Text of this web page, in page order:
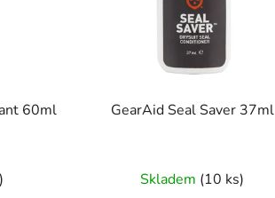
k
t
60ml GearAid Seal Saver 37ml
Skladem (10 ks)